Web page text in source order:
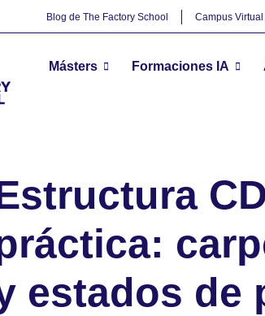
Másters Formaciones IA
Blog de The Factory School Campus Virtual
estados de